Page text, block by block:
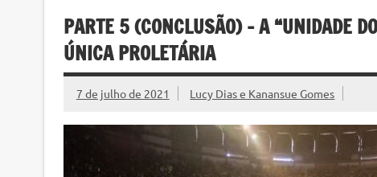
PARTE 5 (CONCLUSÃO) – A “UNIDADE
ÚNICA PROLETÁRIA
7 de julho de 2021 Lucy Dias e Kanansue Gomes